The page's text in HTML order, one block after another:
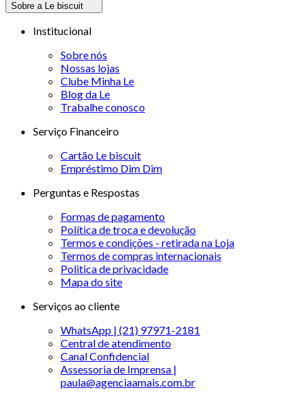
Sobre a Le biscuit
Institucional
Sobre nós
Nossas lojas
Clube Minha Le
Blog da Le
Trabalhe conosco
Serviço Financeiro
Cartão Le biscuit
Empréstimo Dim Dim
Perguntas e Respostas
Formas de pagamento
Política de troca e devolução
Termos e condições - retirada na Loja
Termos de compras internacionais
Politica de privacidade
Mapa do site
Serviços ao cliente
WhatsApp | (21) 97971-2181
Central de atendimento
Canal Confidencial
Assessoria de Imprensa |
paula@agenciaamais.com.br